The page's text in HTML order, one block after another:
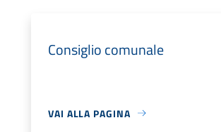
Consiglio comunale
VAI ALLA PAGINA